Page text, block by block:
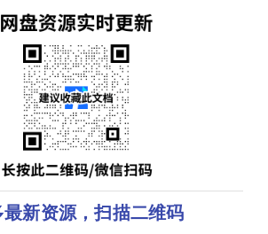
最新资源，扫描二维码